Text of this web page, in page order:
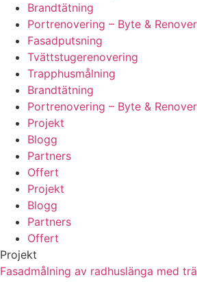
Brandtätning
Portrenovering – Byte &
Fasadputsning
Tvättstugerenovering
Trapphusmålning
Brandtätning
Portrenovering – Byte &
Projekt
Blogg
Partners
Offert
Projekt
Blogg
Partners
Offert
Projekt
Fasadmålning av radhuslänga med